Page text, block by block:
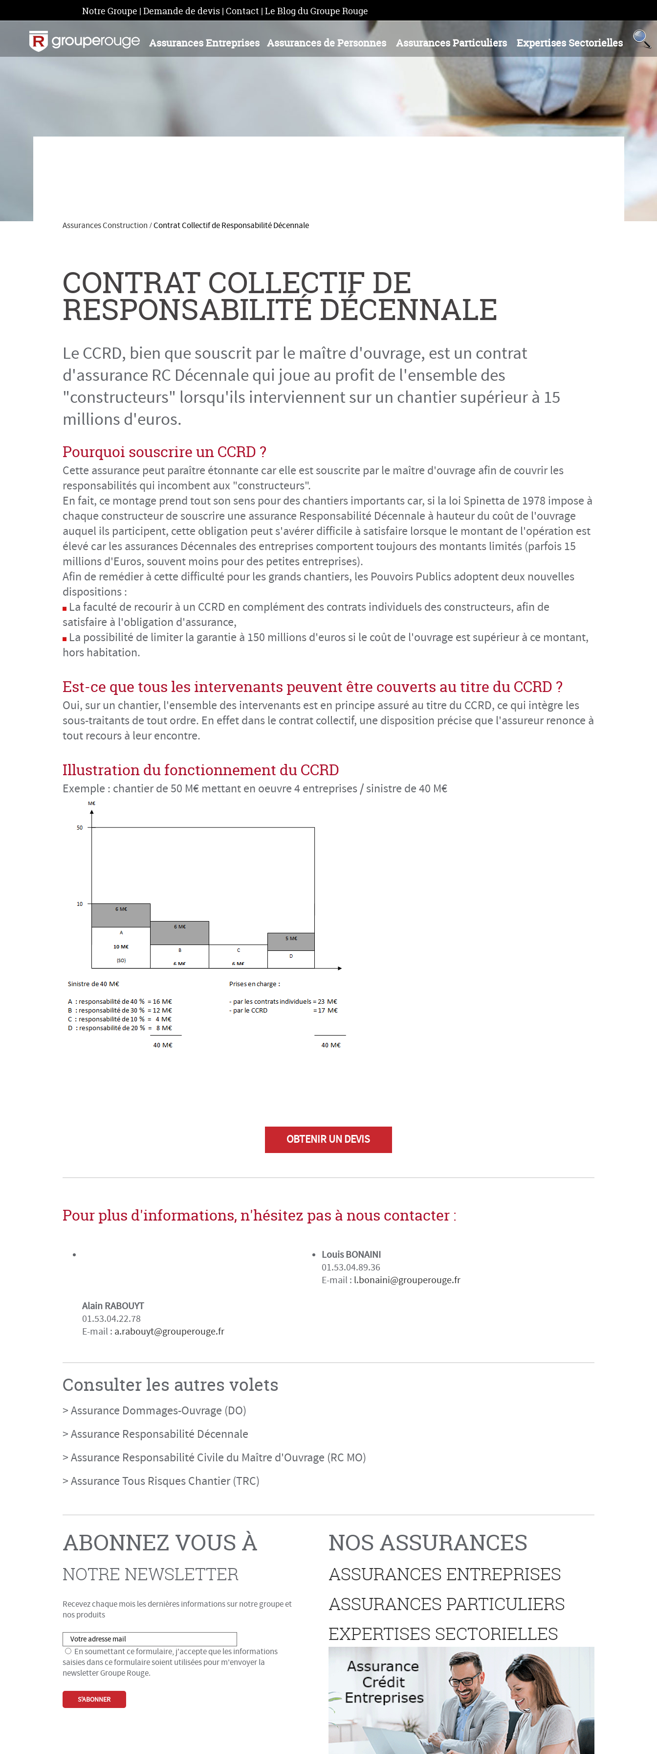
Notre Groupe | Demande de devis | Contact | Le Blog du Groupe Rouge
Assurances Entreprises Assurances de Personnes Assurances Particuliers Expertises Sectorielles
Assurances Construction /Contrat Collectif de Responsabilité Décennale
CONTRAT COLLECTIF DE
RESPONSABILITÉ DÉCENNALE
Le CCRD, bien que souscrit par le maître d'ouvrage, est un contrat
d'assurance RC Décennale qui joue au profit de l'ensemble des
"constructeurs" lorsqu'ils interviennent sur un chantier supérieur à 15
millions d'euros.
Pourquoi souscrire un CCRD ?
Cette assurance peut paraître étonnante car elle est souscrite par le maître d'ouvrage afin de couvrir les
responsabilités qui incombent aux "constructeurs".
En fait, ce montage prend tout son sens pour des chantiers importants car, si la loi Spinetta de 1978 impose à
chaque constructeur de souscrire une assurance Responsabilité Décennale à hauteur du coût de l'ouvrage
auquel ils participent, cette obligation peut s'avérer difficile à satisfaire lorsque le montant de l'opération est
élevé car les assurances Décennales des entreprises comportent toujours des montants limités (parfois 15
millions d'Euros, souvent moins pour des petites entreprises).
Afin de remédier à cette difficulté pour les grands chantiers, les Pouvoirs Publics adoptent deux nouvelles
dispositions :
La faculté de recourir à un CCRD en complément des contrats individuels des constructeurs, afin de
satisfaire à l'obligation d'assurance,
La possibilité de limiter la garantie à 150 millions d'euros si le coût de l'ouvrage est supérieur à ce montant,
hors habitation.
Est-ce que tous les intervenants peuvent être couverts au titre du CCRD ?
Oui, sur un chantier, l'ensemble des intervenants est en principe assuré au titre du CCRD, ce qui intègre les
sous-traitants de tout ordre. En effet dans le contrat collectif, une disposition précise que l'assureur renonce à
tout recours à leur encontre.
Illustration du fonctionnement du CCRD
Exemple : chantier de 50 M€ mettant en oeuvre 4 entreprises / sinistre de 40 M€
OBTENIR UN DEVIS
Pour plus d'informations, n'hésitez pas à nous contacter :
Alain RABOUYT
01.53.04.22.78
E-mail : a.rabouyt@grouperouge.fr
Louis BONAINI
01.53.04.89.36
E-mail : l.bonaini@grouperouge.fr
Consulter les autres volets
> Assurance Dommages-Ouvrage (DO)
> Assurance Responsabilité Décennale
> Assurance Responsabilité Civile du Maître d'Ouvrage (RC MO)
> Assurance Tous Risques Chantier (TRC)
ABONNEZ VOUS À
NOTRE NEWSLETTER
Recevez chaque mois les dernières informations sur notre groupe et
nos produits
En soumettant ce formulaire, j'accepte que les informations
saisies dans ce formulaire soient utilisées pour m'envoyer la
newsletter Groupe Rouge.
NOS ASSURANCES
ASSURANCES ENTREPRISES
ASSURANCES PARTICULIERS
EXPERTISES SECTORIELLES